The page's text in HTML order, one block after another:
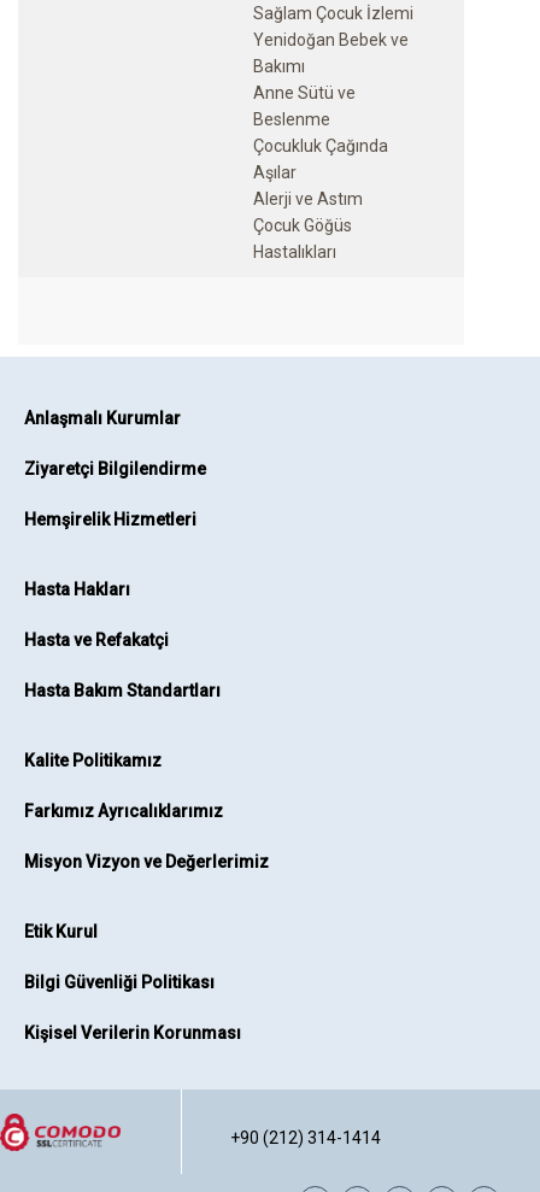
Sağlam Çocuk İzlemi
Yenidoğan Bebek ve
Bakımı
Anne Sütü ve
Beslenme
Çocukluk Çağında
Aşılar
Alerji ve Astım
Çocuk Göğüs
Anlaşmalı Kurumlar
Ziyaretçi Bilgilendirme
Hemşirelik Hizmetleri
Hasta Hakları
Hasta ve Refakatçi
Hasta Bakım Standartları
Kalite Politikamız
Farkımız Ayrıcalıklarımız
Misyon Vizyon ve Değerlerimiz
Etik Kurul
Bilgi Güvenliği Politikası
Kişisel Verilerin Korunması
+90 (212) 314-1414